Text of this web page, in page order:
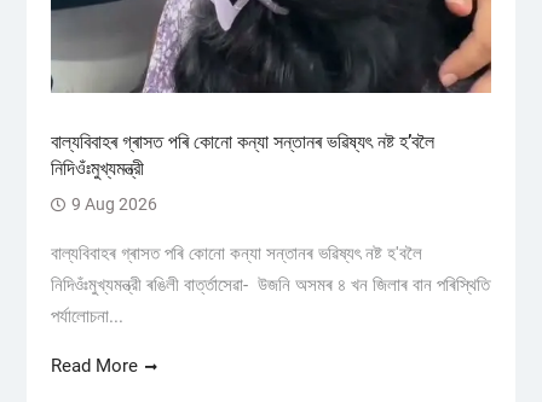
বাল্যবিবাহৰ গ্ৰাসত পৰি কোনো কন্যা সন্তানৰ ভৱিষ্যৎ নষ্ট হ’বলৈ
নিদিওঁঃমুখ্যমন্ত্রী
9 Aug 2026
বাল্যবিবাহৰ গ্ৰাসত পৰি কোনো কন্যা সন্তানৰ ভৱিষ্যৎ নষ্ট হ'বলৈ
নিদিওঁঃমুখ্যমন্ত্রী ৰঙিলী বাৰ্ত্তাসেৱা- উজনি অসমৰ ৪ খন জিলাৰ বান পৰিস্থিতি
পৰ্যালোচনা...
Read More